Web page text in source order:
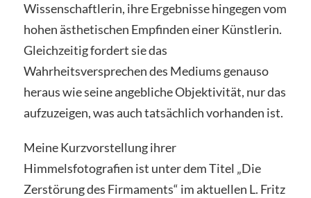
Wissenschaftlerin, ihre Ergebnisse hingegen vom
hohen ästhetischen Empfinden einer Künstlerin.
Gleichzeitig fordert sie das
Wahrheitsversprechen des Mediums genauso
heraus wie seine angebliche Objektivität, nur das
aufzuzeigen, was auch tatsächlich vorhanden ist.
Meine Kurzvorstellung ihrer
Himmelsfotografien ist unter dem Titel „Die
Zerstörung des Firmaments“ im aktuellen L. Fritz